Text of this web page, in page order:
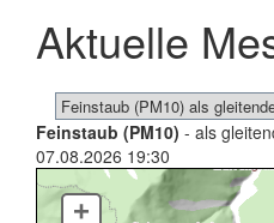
Aktuelle
Feinstaub (PM10) - als
07.08.2026 19:30
+